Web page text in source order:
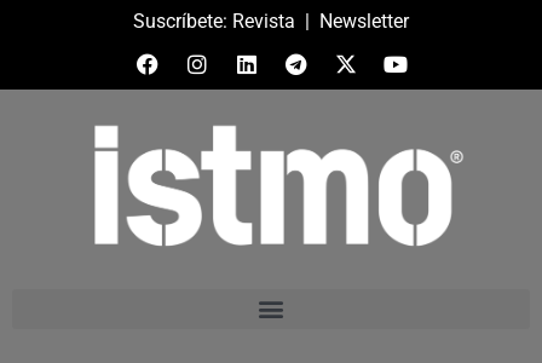
Suscríbete: Revista | Newsletter